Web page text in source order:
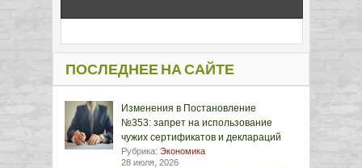
ПОСЛЕДНЕЕ НА САЙТЕ
Изменения в Постановление
№353: запрет на использование
чужих сертификатов и деклараций
Рубрика: Экономика
28 июля, 2026